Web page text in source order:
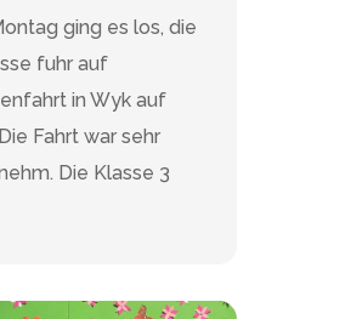
ging es los, die
fuhr auf
in Wyk auf
Fahrt war sehr
Die Klasse 3